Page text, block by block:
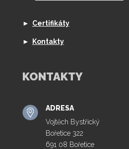
► Certifikáty
► Kontakty
KONTAKTY
ADRESA
Vojtěch Bystřický
Bořetice 322
691 08 Bořetice